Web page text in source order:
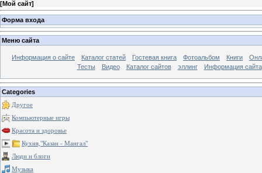
[Мой сайт]
Форма входа
Меню сайта
Информация о сайте Каталог статей Гостевая книга Фотоальбом Книги
Тесты
Видео Каталог сайтов эллинг Информация сайта
Categories
Другое
Компьютерные игры
Красота и здоровье
Кухня,"Казан - Мангал"
Люди и блоги
Музыка